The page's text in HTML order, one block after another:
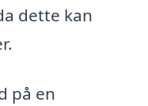
dette kan
på en